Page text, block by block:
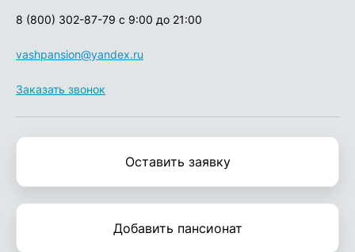
vashpansion@yandex.ru
8 (800) 302-87-79 с 9:00 до 21:00
Заказать звонок
Оставить заявку
Добавить пансионат